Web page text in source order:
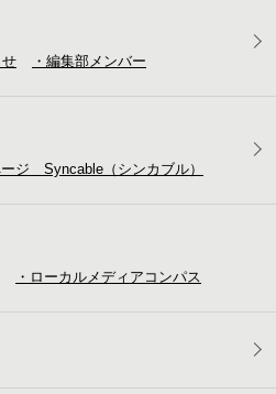
せ ・編集部メンバー
ージ Syncable（シンカブル）
・ローカルメディア コンパス